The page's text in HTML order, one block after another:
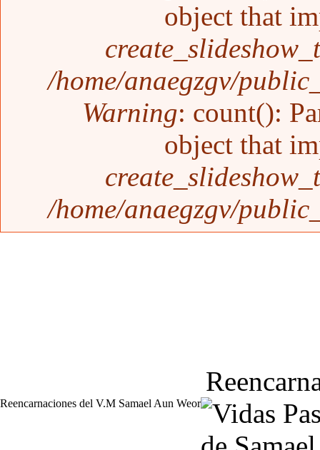
object that
/home/anaegzgv/
Warning: count():
object that
/home/anaegzgv/
Reencarnaciones del V.M Samael Aun Weor